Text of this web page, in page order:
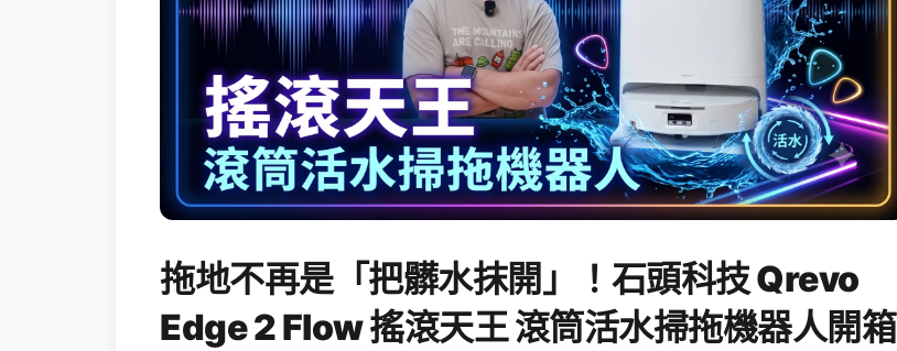
拖地不再是「把髒水抹開」！石頭科技 Qrevo
Edge 2 Flow 搖滾天王 滾筒活水掃拖機器人開箱